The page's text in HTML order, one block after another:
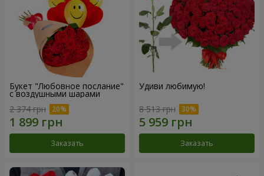
Букет "Любовное послание"
с воздушными шарами
2 374 грн
Заказать
Удиви любимую!
8 513 грн
Заказать